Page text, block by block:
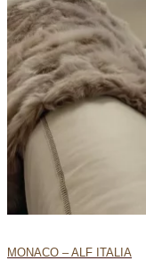
MONACO – ALF ITALIA